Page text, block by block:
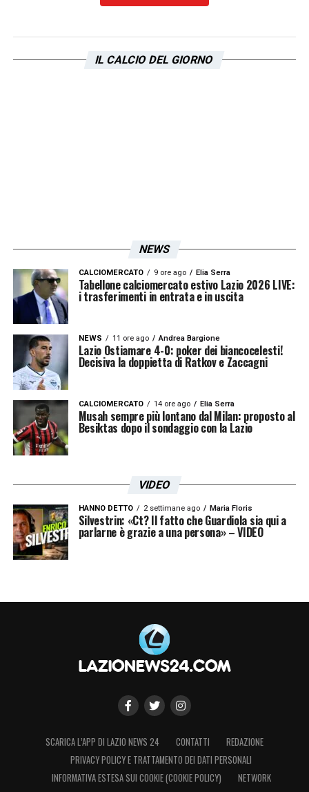
IL CALCIO DEL GIORNO
NEWS
CALCIOMERCATO 9 ore ago Elia Serra
Tabellone calciomercato estivo Lazio 2026 LIVE:
i trasferimenti in entrata e in uscita
NEWS 11 ore ago Andrea Bargione
Lazio Ostiamare 4-0: poker dei biancocelesti!
Decisiva la doppietta di Ratkov e Zaccagni
CALCIOMERCATO 14 ore ago Elia Serra
Musah sempre più lontano dal Milan: proposto al
Besiktas dopo il sondaggio con la Lazio
VIDEO
HANNO DETTO 2 settimane ago Maria Floris
Silvestrin: «Ct? Il fatto che Guardiola sia qui a
parlarne è grazie a una persona» – VIDEO
SCARICA L’APP DI LAZIO NEWS 24 CONTATTI
REDAZIONE
PRIVACY POLICY E TRATTAMENTO DEI DATI PERSONALI
INFORMATIVA ESTESA SUI COOKIE (COOKIE POLICY)
NETWORK